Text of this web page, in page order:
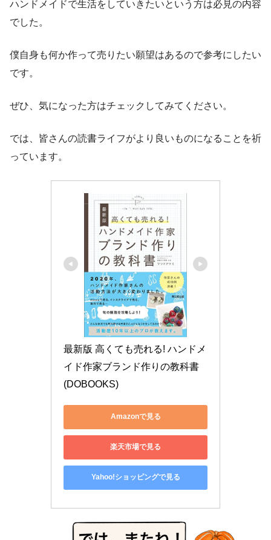
ハンドメイドで生活をしていきたいという方は必見の内容
でした。
僕自身も何か作って売りたい願望はあるので参考にしたい
です。
ぜひ、気になった方はチェックしてみてください。
では、皆さんの読書ライフがより良いものになることを祈
っています。
最新版 高くても売れる! ハンドメ
イド作家ブランド作りの教科書
(DOBOOKS)
Amazonで見る
楽天市場で見る
Yahoo!ショッピングで見る